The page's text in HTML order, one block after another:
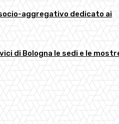
aggregativo dedicato ai
di Bologna le sedi e le